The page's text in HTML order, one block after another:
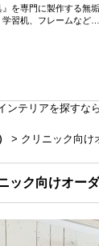
を専門に製作する
習机、フレームなど…
テリアを探すな
> クリニック向
ック向けオー